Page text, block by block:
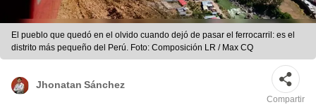
El pueblo que quedó en el olvido cuando dejó de pasar el ferrocarril: es el
distrito más pequeño del Perú. Foto: Composición LR / Max CQ
Jhonatan Sánchez
Compartir